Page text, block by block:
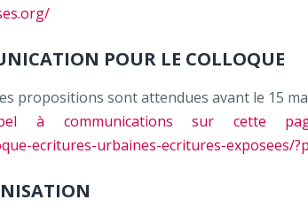
POUR LE COLLOQUE
propositions sont attendues avant le 15
à communications sur cette page
ecritures-urbaines-ecritures-exposees/